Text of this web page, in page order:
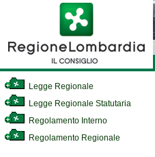
Legge Regionale
Legge Regionale Statutaria
Regolamento Interno
Regolamento Regionale